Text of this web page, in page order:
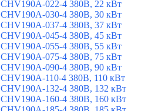
CHV190A-022-4 380В, 22 кВт
CHV190A-030-4 380В, 30 кВт
CHV190A-037-4 380В, 37 кВт
CHV190A-045-4 380В, 45 кВт
CHV190A-055-4 380В, 55 кВт
CHV190A-075-4 380В, 75 кВт
CHV190A-090-4 380В, 90 кВт
CHV190A-110-4 380В, 110 кВт
CHV190A-132-4 380В, 132 кВт
CHV190A-160-4 380В, 160 кВт